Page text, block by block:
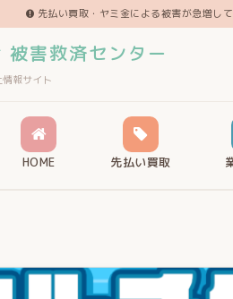
先払い買取・ヤミ金による被害が急増し
害救済センター
報サイト
HOME 先払い買取